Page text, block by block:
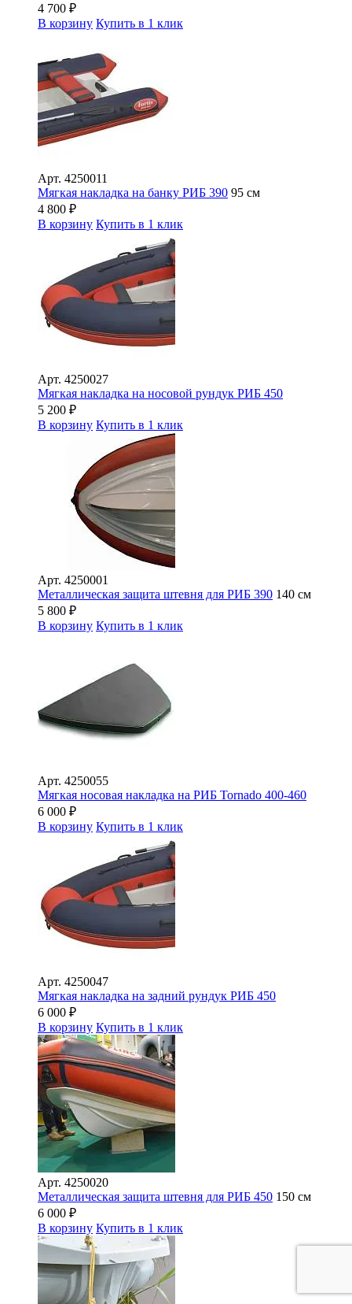
4 700 ₽
В корзину Купить в 1 клик
Арт. 4250011
Мягкая накладка на банку РИБ 390 95 см
4 800 ₽
В корзину Купить в 1 клик
Арт. 4250027
Мягкая накладка на носовой рундук РИБ 450
5 200 ₽
В корзину Купить в 1 клик
Арт. 4250001
Металлическая защита штевня для РИБ 390 140 см
5 800 ₽
В корзину Купить в 1 клик
Арт. 4250055
Мягкая носовая накладка на РИБ Tornado 400-460
6 000 ₽
В корзину Купить в 1 клик
Арт. 4250047
Мягкая накладка на задний рундук РИБ 450
6 000 ₽
В корзину Купить в 1 клик
Арт. 4250020
Металлическая защита штевня для РИБ 450 150 см
6 000 ₽
В корзину Купить в 1 клик